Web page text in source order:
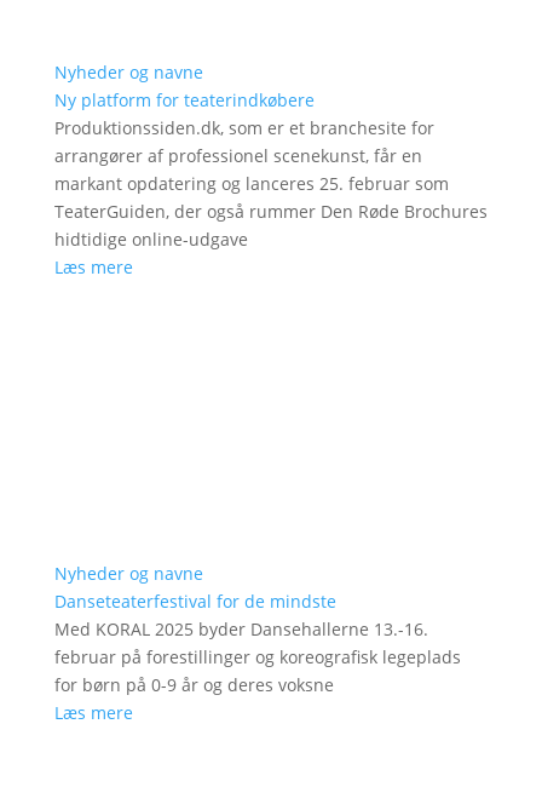
Nyheder og navne
Ny platform for teaterindkøbere
Produktionssiden.dk, som er et branchesite for
arrangører af professionel scenekunst, får en
markant opdatering og lanceres 25. februar som
TeaterGuiden, der også rummer Den Røde Brochures
hidtidige online-udgave
Læs mere
Nyheder og navne
Danseteaterfestival for de mindste
Med KORAL 2025 byder Dansehallerne 13.-16.
februar på forestillinger og koreografisk legeplads
for børn på 0-9 år og deres voksne
Læs mere